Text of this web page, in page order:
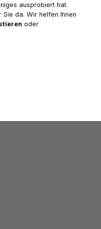
ausprobiert hat.
da. Wir helfen Ihnen
oder